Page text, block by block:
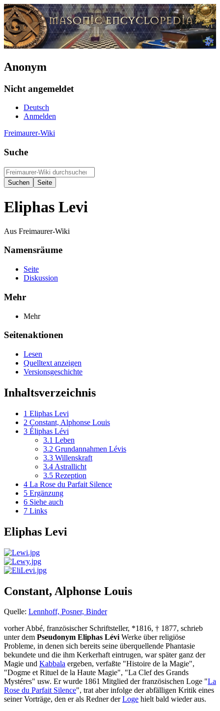
Anonym
Nicht angemeldet
Deutsch
Anmelden
Freimaurer-Wiki
Suche
Eliphas Levi
Aus Freimaurer-Wiki
Namensräume
Seite
Diskussion
Mehr
Mehr
Seitenaktionen
Lesen
Quelltext anzeigen
Versionsgeschichte
Inhaltsverzeichnis
1 Eliphas Levi
2 Constant, Alphonse Louis
3 Éliphas Lévi
3.1 Leben
3.2 Grundannahmen Lévis
3.3 Willenskraft
3.4 Astrallicht
3.5 Rezeption
4 La Rose du Parfait Silence
5 Ergänzung
6 Siehe auch
7 Links
Eliphas Levi
Constant, Alphonse Louis
Quelle: Lennhoff, Posner, Binder
vorher Abbé, französischer Schriftsteller, *1816, † 1877, schrieb
unter dem Pseudonym Eliphas LéviWerke über religiöse
Probleme, in denen sich bereits seine überquellende Phantasie
bekundete und die ihm Kerkerhaft eintrugen, war später ganz der
Magie und Kabbala ergeben, verfaßte "Histoire de la Magie",
"Dogme et Rituel de la Haute Magie", "La Clef des Grands
Mystéres" usw. Er wurde 1861 Mitglied der französischen Loge "La
Rose du Parfait Silence", trat aber infolge der abfälligen Kritik eines
seiner Vorträge, den er als Redner derLoge hielt bald wieder aus.